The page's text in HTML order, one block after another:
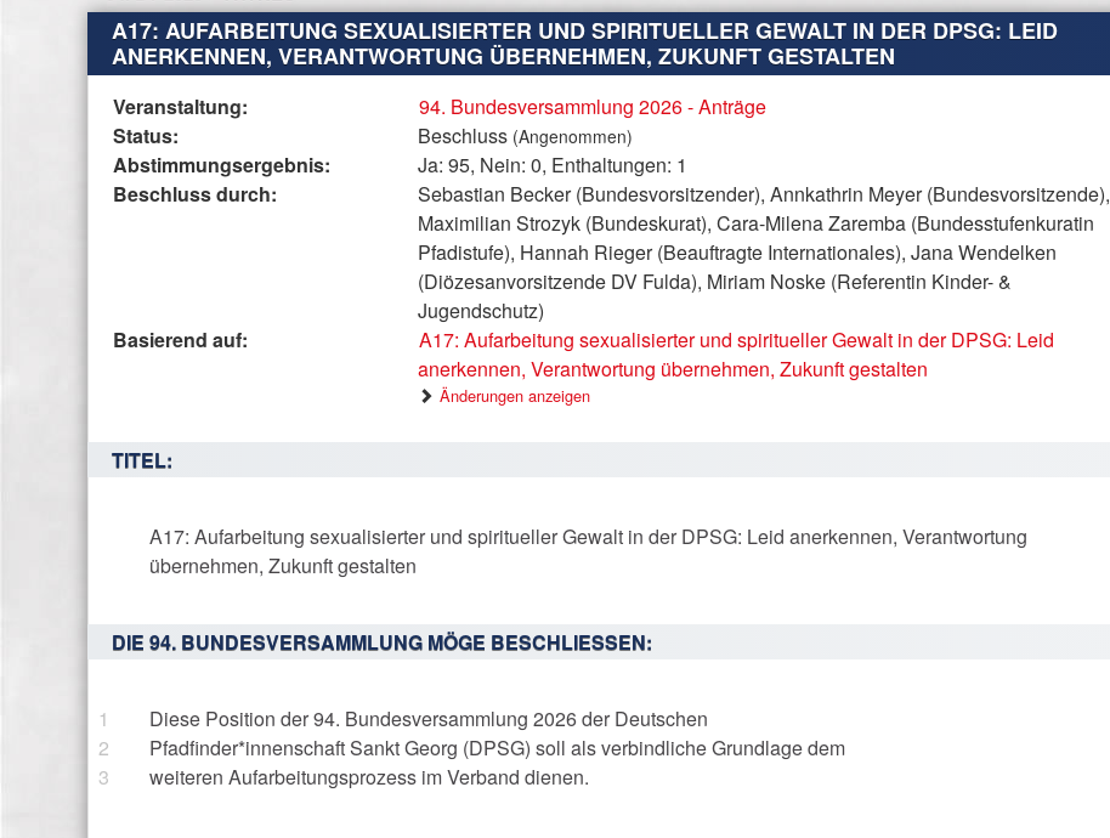
A17: AUFARBEITUNG SEXUALISIERTER UND SPIRITUELLER GEWALT IN DER DPSG: LEID
ANERKENNEN, VERANTWORTUNG ÜBERNEHMEN, ZUKUNFT GESTALTEN
Diese
Tabelle
beschreibt
den
verschiedene
Veranstaltung:
94. Bundesversammlung 2026 - Anträge
Status:
Beschluss (Angenommen)
Abstimmungsergebnis:
Ja: 95, Nein: 0, Enthaltungen: 1
Beschluss durch:
Sebastian Becker (Bundesvorsitzender), Annkathrin Meyer (Bundesvorsitzende),
Maximilian Strozyk (Bundeskurat), Cara-Milena Zaremba (Bundesstufenkuratin
Pfadistufe), Hannah Rieger (Beauftragte Internationales), Jana Wendelken
(Diözesanvorsitzende DV Fulda), Miriam Noske (Referentin Kinder- &
Jugendschutz)
Basierend auf:
A17: Aufarbeitung sexualisierter und spiritueller Gewalt in der DPSG: Leid
anerkennen, Verantwortung übernehmen, Zukunft gestalten
Änderungen anzeigen
TITEL:
A17: Aufarbeitung sexualisierter und spiritueller Gewalt in der DPSG: Leid anerkennen, Verantwortung
übernehmen, Zukunft gestalten
DIE 94. BUNDESVERSAMMLUNG MÖGE BESCHLIESSEN:
Diese Position der 94. Bundesversammlung 2026 der Deutschen
Pfadfinder*innenschaft Sankt Georg (DPSG) soll als verbindliche Grundlage dem
weiteren Aufarbeitungsprozess im Verband dienen.